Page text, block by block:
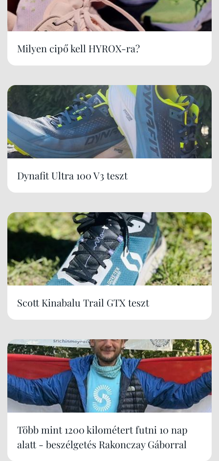
Milyen cipő kell HYROX-ra?
Dynafit Ultra 100 V3 teszt
Scott Kinabalu Trail GTX teszt
Több mint 1200 kilométert futni 10 nap
alatt - beszélgetés Rakonczay Gáborral